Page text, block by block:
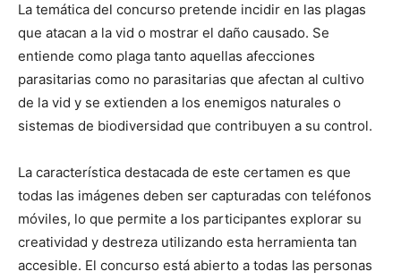
La temática del concurso pretende incidir en las plagas
que atacan a la vid o mostrar el daño causado. Se
entiende como plaga tanto aquellas afecciones
parasitarias como no parasitarias que afectan al cultivo
de la vid y se extienden a los enemigos naturales o
sistemas de biodiversidad que contribuyen a su control.
La característica destacada de este certamen es que
todas las imágenes deben ser capturadas con teléfonos
móviles, lo que permite a los participantes explorar su
creatividad y destreza utilizando esta herramienta tan
accesible. El concurso está abierto a todas las personas